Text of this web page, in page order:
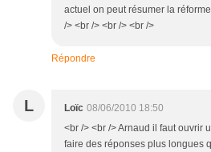
actuel on peut résumer la
/> <br /> <br /> <br />
Répondre
L Loïc 08/06/2010 18:50
<br /> <br /> Arnaud il faut ouvrir
faire des réponses plus longues